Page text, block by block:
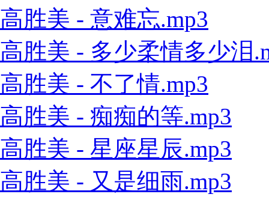
高胜美 - 意难忘.mp3
高胜美 - 多少柔情多少泪
高胜美 - 不了情.mp3
高胜美 - 痴痴的等.mp3
高胜美 - 星座星辰.mp3
高胜美 - 又是细雨.mp3